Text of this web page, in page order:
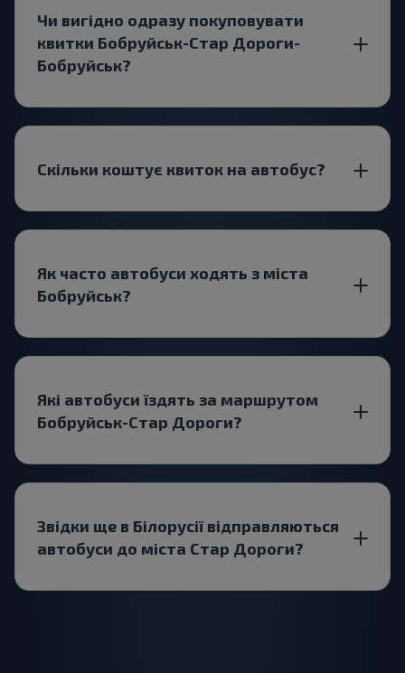
Чи вигідно одразу покуповувати
квитки Бобруйськ-Стар Дороги-
Бобруйськ?
Скільки коштує квиток на автобус?
Як часто автобуси ходять з міста
Бобруйськ?
Які автобуси їздять за маршрутом
Бобруйськ-Стар Дороги?
Звідки ще в Білорусії відправляються
автобуси до міста Стар Дороги?